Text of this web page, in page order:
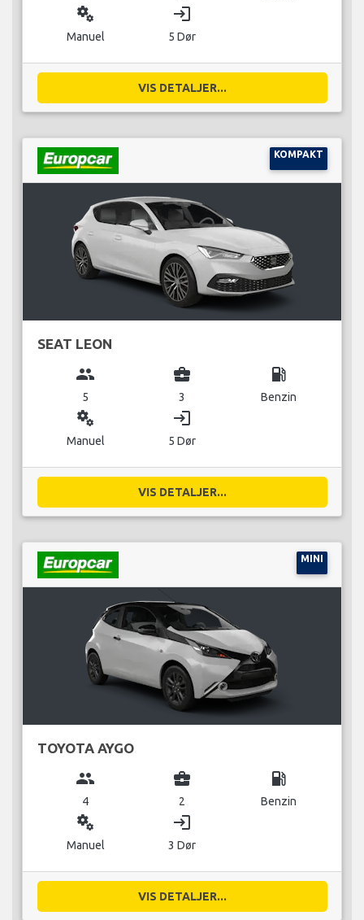
miscellaneous_services
Manuel
login
5 Dør
VIS DETALJER...
KOMPAKT
SEAT LEON
group
5
business_center
3
local_gas_station
Benzin
miscellaneous_services
Manuel
login
5 Dør
VIS DETALJER...
MINI
TOYOTA AYGO
group
4
business_center
2
local_gas_station
Benzin
miscellaneous_services
Manuel
login
3 Dør
VIS DETALJER...